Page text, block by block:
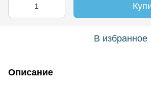
В избранное
Описание